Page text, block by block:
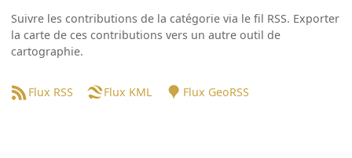
Suivre les contributions de la catégorie via le fil RSS. Exporter
la carte de ces contributions vers un autre outil de
cartographie.
Flux RSS Flux KML Flux GeoRSS